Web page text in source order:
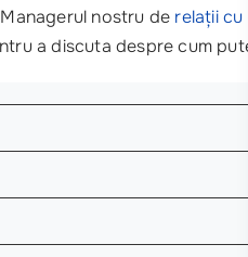
nostru de relații cu
a discuta despre cum